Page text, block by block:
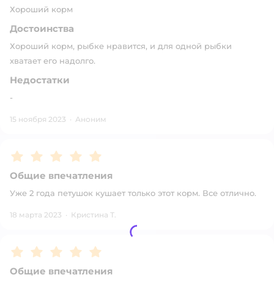
Хороший корм
Достоинства
Хороший корм, рыбке нравится, и для одной рыбки
хватает его надолго.
Недостатки
-
15 ноября 2023 · Аноним
Рейтинг:5
Общие впечатления
Уже 2 года петушок кушает только этот корм. Все отлично.
18 марта 2023 · Кристина Т.
Рейтинг:5
Общие впечатления